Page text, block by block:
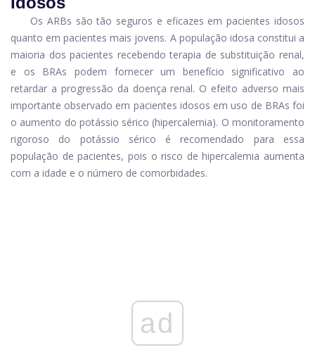
Os ARBs são tão seguros e eficazes em pacientes idosos
quanto em pacientes mais jovens. A população idosa constitui a
maioria dos pacientes recebendo terapia de substituição renal,
e os BRAs podem fornecer um benefício significativo ao
retardar a progressão da doença renal. O efeito adverso mais
importante observado em pacientes idosos em uso de BRAs foi
o aumento do potássio sérico (hipercalemia). O monitoramento
rigoroso do potássio sérico é recomendado para essa
população de pacientes, pois o risco de hipercalemia aumenta
com a idade e o número de comorbidades.
ad